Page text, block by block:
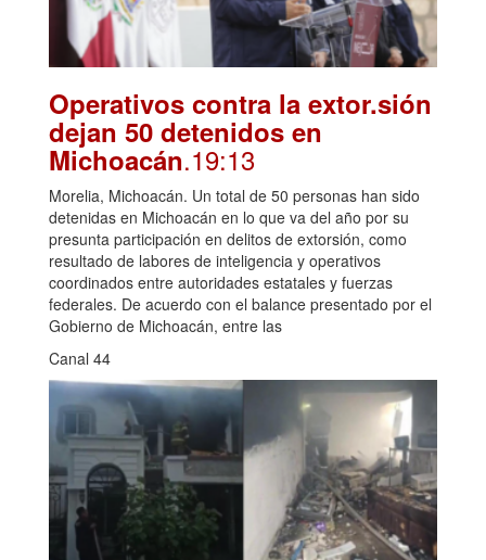
Operativos contra la extor.sión
dejan 50 detenidos en
Michoacán.19:13
Morelia, Michoacán. Un total de 50 personas han sido
detenidas en Michoacán en lo que va del año por su
presunta participación en delitos de extorsión, como
resultado de labores de inteligencia y operativos
coordinados entre autoridades estatales y fuerzas
federales. De acuerdo con el balance presentado por el
Gobierno de Michoacán, entre las
Canal 44